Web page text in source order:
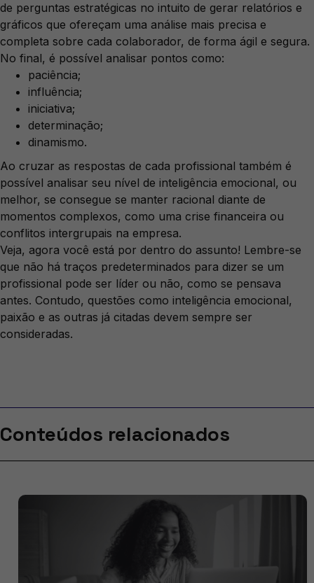
de perguntas estratégicas no intuito de gerar relatórios e
gráficos que ofereçam uma análise mais precisa e
completa sobre cada colaborador, de forma ágil e segura.
No final, é possível analisar pontos como:
paciência;
influência;
iniciativa;
determinação;
dinamismo.
Ao cruzar as respostas de cada profissional também é
possível analisar seu nível de inteligência emocional, ou
melhor, se consegue se manter racional diante de
momentos complexos, como uma crise financeira ou
conflitos intergrupais na empresa.
Veja, agora você está por dentro do assunto! Lembre-se
que não há traços predeterminados para dizer se um
profissional pode ser líder ou não, como se pensava
antes. Contudo, questões como inteligência emocional,
paixão e as outras já citadas devem sempre ser
consideradas.
Conteúdos relacionados